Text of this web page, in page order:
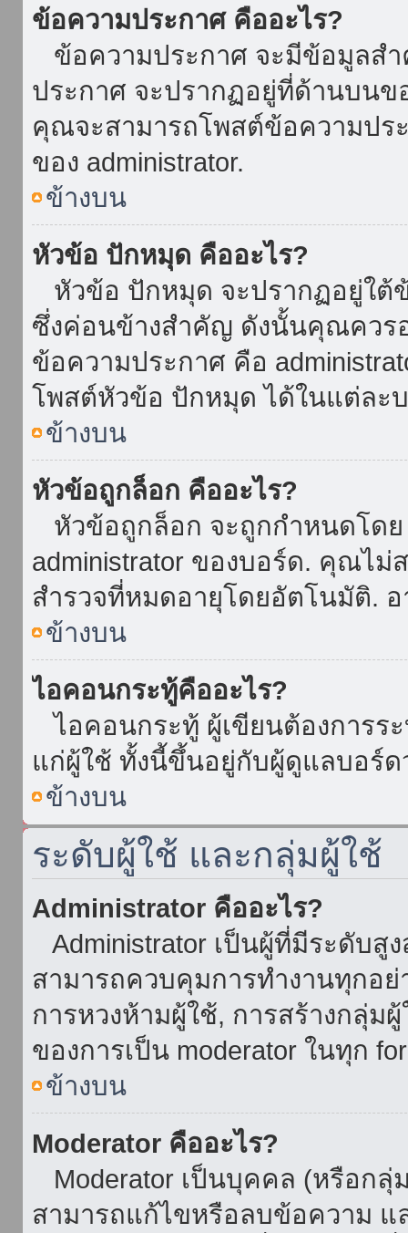
ข้อความประกาศ คืออะไร?
ข้อความประกาศ จะมีข้อมูลส
ประกาศ จะปรากฏอยู่ที่ด้านบนข
คุณจะสามารถโพสต์ข้อความป
ของ administrator.
ข้างบน
หัวข้อ ปักหมุด คืออะไร?
หัวข้อ ปักหมุด จะปรากฏอยู่ใต้
ซึ่งค่อนข้างสำคัญ ดังนั้นคุณควร
ข้อความประกาศ คือ
โพสต์หัวข้อ ปักหมุด ได้ในแต่ละ
ข้างบน
หัวข้อถูกล็อก คืออะไร?
หัวข้อถูกล็อก จะถูกกำหนดโดย
administrator ของบอร์ด. คุณไ
สำรวจที่หมดอายุโดยอัตโนมัติ.
ข้างบน
ไอคอนกระทู้คืออะไร?
ไอคอนกระทู้ ผู้เขียนต้องการร
แก่ผู้ใช้ ทั้งนี้ขึ้นอยู่กับผู้ดูแลบอร์
ข้างบน
ระดับผู้ใช้ และกลุ่มผู้ใช้
Administrator คืออะไร?
Administrator เป็นผู้ที่มีระดับ
สามารถควบคุมการทำงานทุกอ
การหวงห้ามผู้ใช้, การสร้างกลุ่ม
ของการเป็น moderator ในทุก
ข้างบน
Moderator คืออะไร?
Moderator เป็นบุคคล (หรือก
สามารถแก้ไขหรือลบข้อความ แ